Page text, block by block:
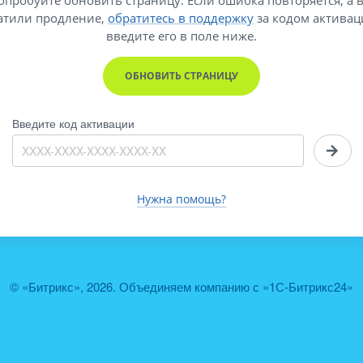
© «Битрикс», 2026. Объединяем компанию с «1С-Битрикс24»
продление, обратитесь в поддержку за кодом
введите его в поле ниже.
ОБНОВИТЬ СТРАНИЦУ
Введите код активации
Нужна помощь?